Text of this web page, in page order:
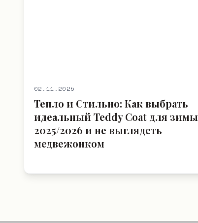
02.11.2025
Тепло и Стильно: Как выбрать
идеальный Teddy Coat для зимы
2025/2026 и не выглядеть
медвежонком